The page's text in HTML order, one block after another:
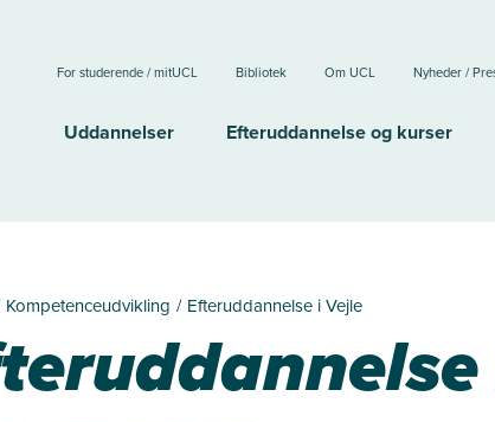
For studerende / mitUCL Bibliotek Om UCL Nyheder /
Uddannelser Efteruddannelse og kurser
Kompetenceudvikling Efteruddannelse i Vejle